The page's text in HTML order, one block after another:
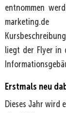
entnommen
liegt der Flyer in
Erstmals neu
Dieses Jahr wird